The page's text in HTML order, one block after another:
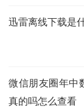
迅雷离线下载是
微信朋友圈年中
真的吗怎么查看